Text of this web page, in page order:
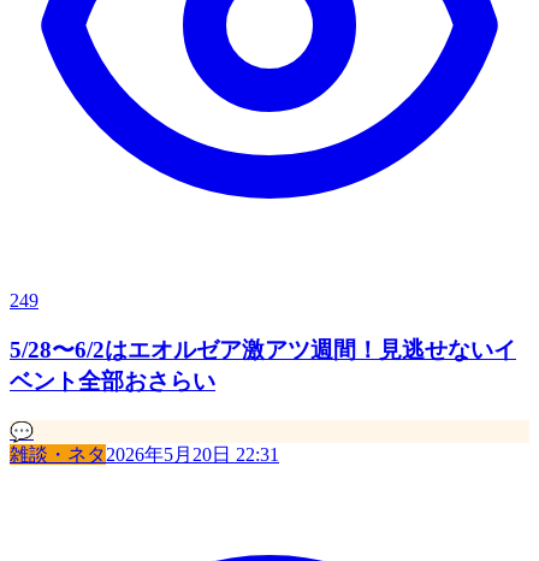
249
5/28〜6/2はエオルゼア激アツ週間！見逃せないイ
ベント全部おさらい
💬
雑談・ネタ2026年5月20日 22:31